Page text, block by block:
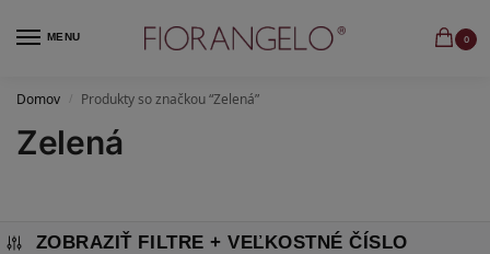
MENU 0
Domov / Produkty so značkou “Zelená”
Zelená
ZOBRAZIŤ FILTRE